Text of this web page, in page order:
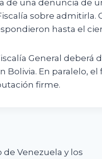
de una denuncia de
sobre admitirla.
hasta el
General deberá
Bolivia. En paralelo,
firme.
Venezuela y los